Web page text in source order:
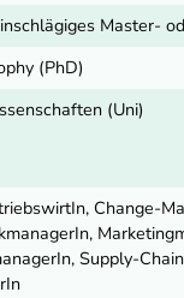
Master-
(PhD)
(Uni)
Change-
Supply-